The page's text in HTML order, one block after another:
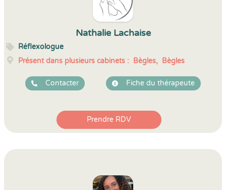
Nathalie Lachaise
Réflexologue
Présent dans plusieurs cabinets : Bègles, Bègles
Contacter Fiche du thérapeute
Prendre RDV